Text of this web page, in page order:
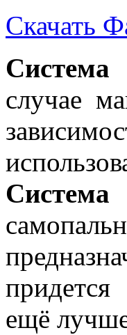
Скачать
Система
случае
Система
ещё